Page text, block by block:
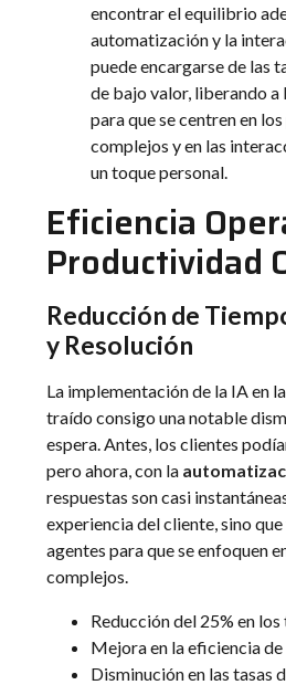
encontrar el equilibrio
automatización y la
puede encargarse de las
de bajo valor, liberando a
para que se centren en
complejos y en las
un toque personal.
Eficiencia
Productividad
Reducción de
y Resolución
La implementación de la IA en la
traído consigo una notable
espera. Antes, los clientes
pero ahora, con la
respuestas son casi
experiencia del cliente, sino
agentes para que se enfoquen
complejos.
Reducción del 25% en los
Mejora en la eficiencia de
Disminución en las tasas